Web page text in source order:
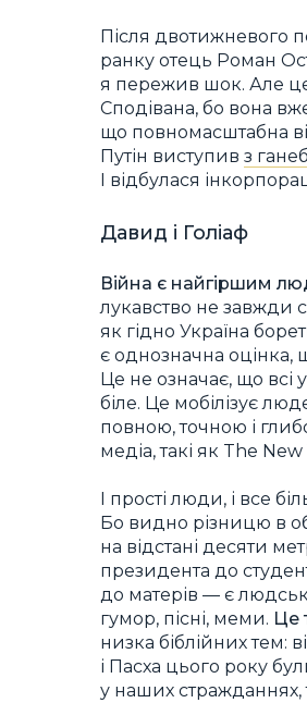
Після двотижневого
ранку отець Роман
я пережив шок. Але
Сподівана, бо вона
що повномасштабна
Путін виступив з
І відбулася
Давид і Голіаф
Війна є найгіршим
лукавство не завжди
як гідно Україна
є однозначна оцінка,
Це не означає, що всі
біле. Це мобілізує
повною, точною і
медіа, такі як The
І прості люди, і все
Бо видно різницю в
на відстані десяти
президента до
до матерів — є
гумор, пісні, меми. Це
низка біблійних тем:
і Пасха цього року
у наших стражданнях,